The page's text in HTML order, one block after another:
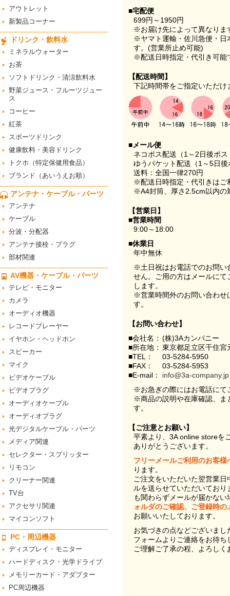
■宅配便
699円～1950円
※お届け先によって異なりま
※ヤマト運輸・佐川急便・日
す。(営業所止め可能)
※配送日時指定・代引き可能
【配送時間】
下記時間帯をご指定いただけ
■メール便
ネコポス配送（1～2日後ポ
ゆうパケット配送（1～5日
送料：全国一律270円
※配送日時指定・代引きはご
※A4封筒、厚さ2.5cm以内の
【営業日】
■営業時間
9:00～18:00
■休業日
年中無休
※土日祝はお電話でのお問い
せん。ご用の方はメールに
します。
※営業時間外のお問い合わせ
す。
【お問い合わせ】
■会社名： (株)3Aカンパニー
■所在地： 東京都足立区千住
■TEL：
03-5284-5950
■FAX：
03-5284-5953
■E-mail：
info@3a-company.jp
※お急ぎの際にはお電話にて
※商品の説明や在庫確認、ま
す。
【ご注意とお願い】
平素より、3A online storeを
ありがとうございます。
フリーメールご利用のお客様
ります。
ご注文をいただいた翌営業
ルを送らせていただいてお
も関わらずメールが届かない
ォルダのご確認、ご登録時
お願いいたしております。
お気づきの点などございま
フォームよりご連絡をお待ち
ご理解ご了承の程、よろし
アウトレット
新製品コーナー
ドリンク・飲料水
ミネラルウォーター
お茶
ソフトドリンク・清涼飲料水
野菜ジュース・フルーツジュー
ス
コーヒー
紅茶
スポーツドリンク
健康飲料・美容ドリンク
トクホ（特定保健用食品）
ブランド（あいうえお順）
アンテナ・ケーブル・パーツ
アンテナ
ケーブル
分波・分配器
アンテナ接栓・プラグ
部材関連
AV機器・ケーブル・パーツ
テレビ・モニター
カメラ
オーディオ機器
レコードプレーヤー
イヤホン・ヘッドホン
スピーカー
マイク
ビデオケーブル
ビデオプラグ
オーディオケーブル
オーディオプラグ
光デジタルケーブル・パーツ
メディア関連
セレクター・スプリッター
リモコン
クリーナー関連
TV台
アクセサリ関連
マイコンソフト
PC・周辺機器
ディスプレイ・モニター
ハードディスク・光学ドライブ
メモリーカード・アダプター
PC周辺機器